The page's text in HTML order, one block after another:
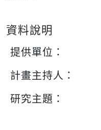
資料說明
提供單位：
計畫主持人：
研究主題：